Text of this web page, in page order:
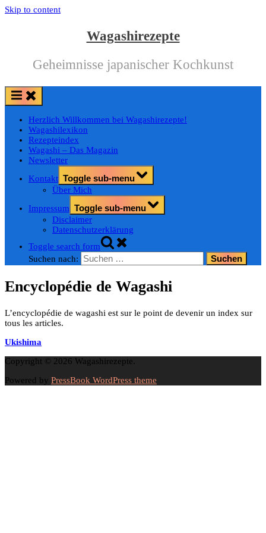
Skip to content
Wagashirezepte
Geheimnisse japanischer Kochkunst
Herzlich Willkommen bei Wagashirezepte!
Wagashilexikon
Rezepteindex
Wagashi – Das Magazin
Newsletter
Kontakt Toggle sub-menu
Über Mich
Impressum Toggle sub-menu
Disclaimer
Datenschutzerklärung
Toggle search form
Suchen nach:
Encyclopédie de Wagashi
L’encyclopédie de wagashi est sur le point de devenir un index sur
tous les articles.
Ukishima
Copyright © 2026 Wagashirezepte.
Powered by PressBook WordPress theme